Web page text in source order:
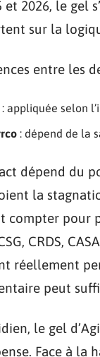
et 2026, le gel
sur la
entre les
: appliquée selon
: dépend de la
dépend du
la
compter pour
CRDS,
réellement
peut
le gel
Face à la